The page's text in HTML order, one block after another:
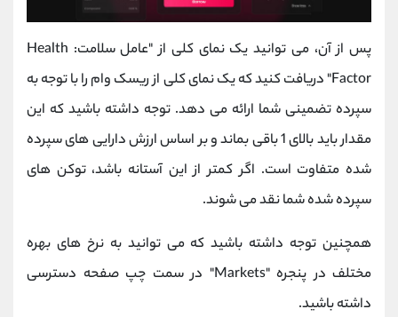
پس از آن، می توانید یک نمای کلی از "عامل سلامت: Health
Factor" دریافت کنید که یک نمای کلی از ریسک وام را با توجه به
سپرده تضمینی شما ارائه می دهد. توجه داشته باشید که این
مقدار باید بالای 1 باقی بماند و بر اساس ارزش دارایی های سپرده
شده متفاوت است. اگر کمتر از این آستانه باشد، توکن های
سپرده شده شما نقد می شوند.
همچنین توجه داشته باشید که می توانید به نرخ های بهره
مختلف در پنجره "Markets" در سمت چپ صفحه دسترسی
داشته باشید.